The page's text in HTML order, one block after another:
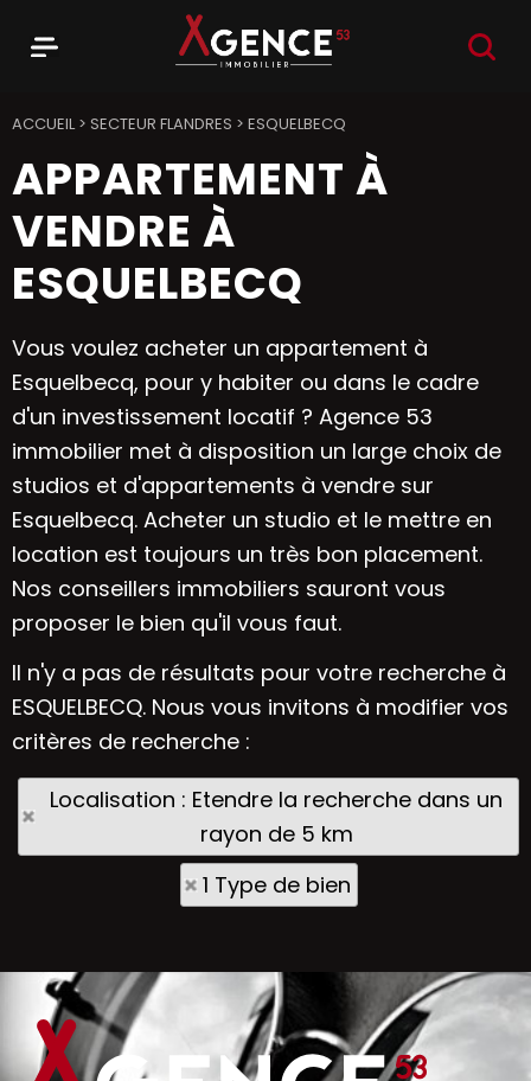
ACCUEIL> SECTEUR FLANDRES > ESQUELBECQ
APPARTEMENT À
VENDRE À
ESQUELBECQ
Vous voulez acheter un appartement à
Esquelbecq, pour y habiter ou dans le cadre
d'un investissement locatif ? Agence 53
immobilier met à disposition un large choix de
studios et d'appartements à vendre sur
Esquelbecq. Acheter un studio et le mettre en
location est toujours un très bon placement.
Nos conseillers immobiliers sauront vous
proposer le bien qu'il vous faut.
Il n'y a pas de résultats pour votre recherche à
ESQUELBECQ. Nous vous invitons à modifier vos
critères de recherche :
Localisation : Etendre la recherche dans un
rayon de 5 km
1 Type de bien